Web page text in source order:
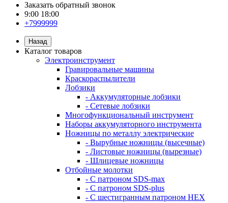
Заказать обратный звонок
9:00 18:00
+7999999
Назад
Каталог товаров
Электроинструмент
Гравировальные машины
Краскораспылители
Лобзики
- Аккумуляторные лобзики
- Сетевые лобзики
Многофункциональный инструмент
Наборы аккумуляторного инструмента
Ножницы по металлу электрические
- Вырубные ножницы (высечные)
- Листовые ножницы (вырезные)
- Шлицевые ножницы
Отбойные молотки
- С патроном SDS-max
- С патроном SDS-plus
- С шестигранным патроном HEX